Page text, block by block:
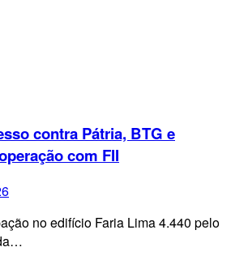
contra Pátria, BTG e
com FII
no edifício Faria Lima 4.440 pelo